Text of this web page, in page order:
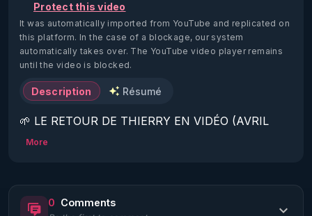
Protect this video
It was automatically imported from YouTube and replicated on
this platform. In the case of a blockage, our system
automatically takes over. The YouTube video player remains
until the video is blocked.
Description Résumé
🌱 LE RETOUR DE THIERRY EN VIDÉO (AVRIL
2022)!
https://www.rgnr.fr/presentation.html
More
0 Comments